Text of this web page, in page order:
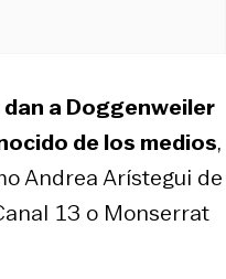
a Doggenweiler
de los medios,
Andrea Arístegui de
13 o Monserrat